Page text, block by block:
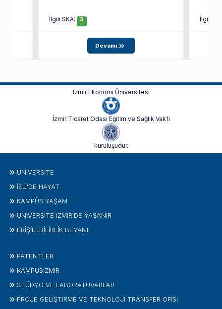
İlgili SKA: 3
Devamı
İlgili
İzmir Ekonomi Üniversitesi
İzmir Ticaret Odası Eğitim ve Sağlık Vakfı
kuruluşudur.
ÜNIVERSITE
İEÜ'DE HAYAT
KAMPÜS YAŞAM
ÜNİVERSİTE İZMİR'DE YAŞANIR
ERİŞİLEBİLİRLİK BEYANI
PATENTLER
KAMPÜSİZMIR
STÜDYO VE LABORATUVARLAR
PROJE GELIŞTIRME VE TEKNOLOJI TRANSFER OFISI